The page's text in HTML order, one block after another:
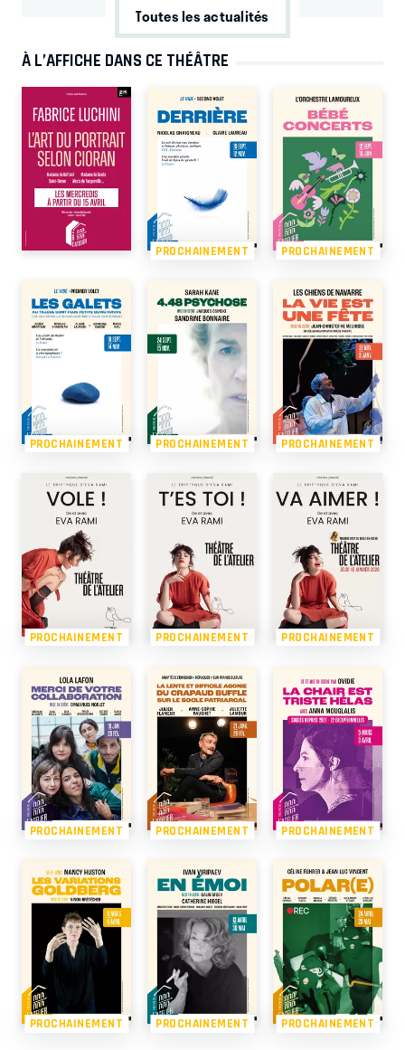
Toutes les actualités
À L’AFFICHE DANS CE THÉÂTRE
PROCHAINEMENT PROCHAINEMENT
PROCHAINEMENT PROCHAINEMENT PROCHAINEMENT
PROCHAINEMENT PROCHAINEMENT PROCHAINEMENT
PROCHAINEMENT PROCHAINEMENT PROCHAINEMENT
PROCHAINEMENT PROCHAINEMENT PROCHAINEMENT